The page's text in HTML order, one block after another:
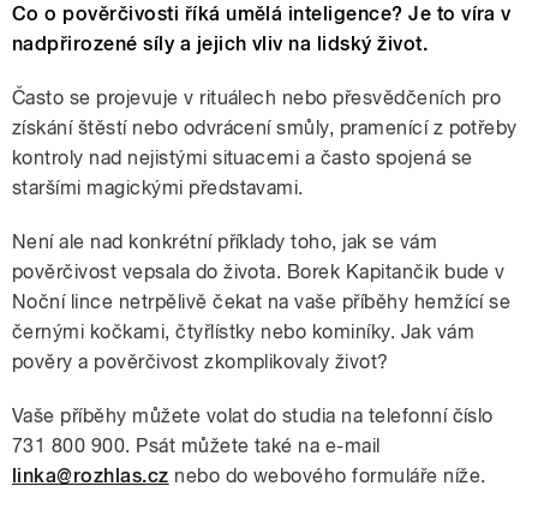
Co o pověrčivosti říká umělá inteligence? Je to víra v
nadpřirozené síly a jejich vliv na lidský život.
Často se projevuje v rituálech nebo přesvědčeních pro
získání štěstí nebo odvrácení smůly, pramenící z potřeby
kontroly nad nejistými situacemi a často spojená se
staršími magickými představami.
Není ale nad konkrétní příklady toho, jak se vám
pověrčivost vepsala do života. Borek Kapitančik bude v
Noční lince netrpělivě čekat na vaše příběhy hemžící se
černými kočkami, čtyřlístky nebo kominíky. Jak vám
pověry a pověrčivost zkomplikovaly život?
Vaše příběhy můžete volat do studia na telefonní číslo
731 800 900. Psát můžete také na e-mail
linka@rozhlas.cz nebo do webového formuláře níže.